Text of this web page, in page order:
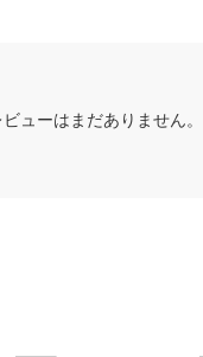
ューはまだありません。